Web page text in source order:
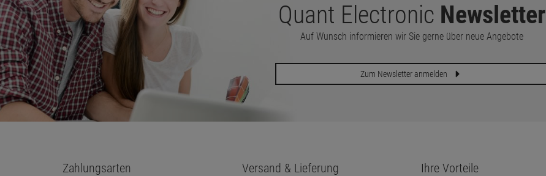
Quant Electronic Newsletter
Auf Wunsch informieren wir Sie gerne über neue Angebote
Zum Newsletter anmelden
Zahlungsarten Versand & Lieferung Ihre Vorteile